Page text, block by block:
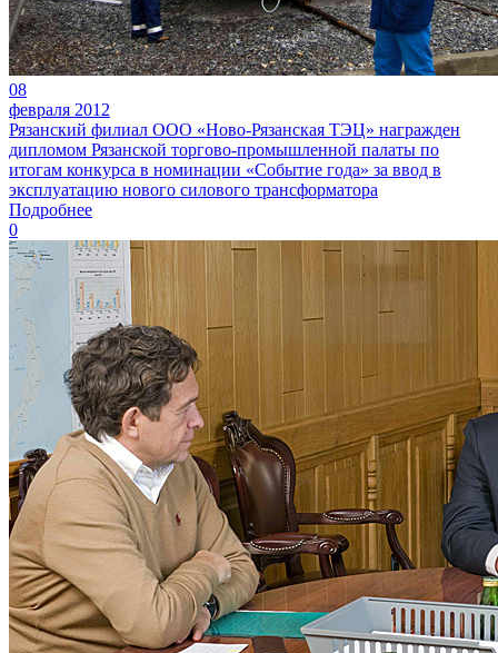
08
февраля 2012
Рязанский филиал ООО «Ново-Рязанская ТЭЦ» награжден
дипломом Рязанской торгово-промышленной палаты по
итогам конкурса в номинации «Событие года» за ввод в
эксплуатацию нового силового трансформатора
Подробнее
0